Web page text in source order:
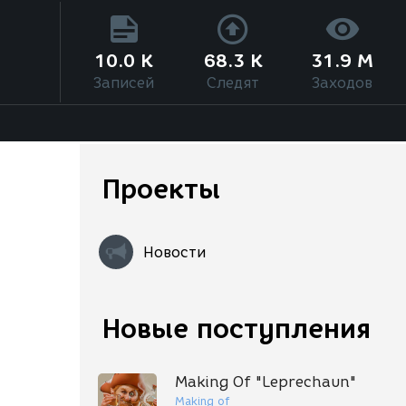
10.0 K
Записей
68.3 K
Следят
31.9 M
Заходов
Проекты
Новости
Новые поступления
Making Of "Leprechaun"
Making of